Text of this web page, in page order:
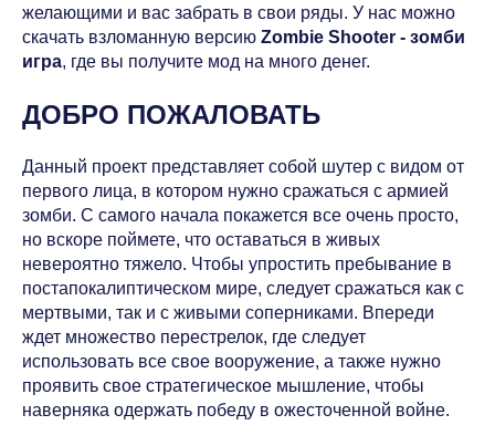
желающими и вас забрать в свои ряды. У нас можно
скачать взломанную версию Zombie Shooter - зомби
игра, где вы получите мод на много денег.
ДОБРО ПОЖАЛОВАТЬ
Данный проект представляет собой шутер с видом от
первого лица, в котором нужно сражаться с армией
зомби. С самого начала покажется все очень просто,
но вскоре поймете, что оставаться в живых
невероятно тяжело. Чтобы упростить пребывание в
постапокалиптическом мире, следует сражаться как с
мертвыми, так и с живыми соперниками. Впереди
ждет множество перестрелок, где следует
использовать все свое вооружение, а также нужно
проявить свое стратегическое мышление, чтобы
наверняка одержать победу в ожесточенной войне.